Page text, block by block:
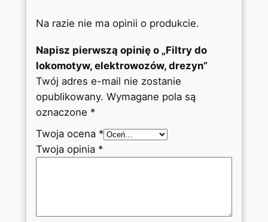
n
Na razie nie ma opinii o produkcie.
Napisz pierwszą opinię o „Filtry do
lokomotyw, elektrowozów, drezyn”
Twój adres e-mail nie zostanie
opublikowany. Wymagane pola są
oznaczone *
Twoja ocena *
Twoja opinia *